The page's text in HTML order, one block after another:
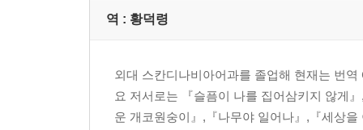
역 : 황덕령
외대 스칸디나비아어과를 졸업해 현재는 번
요 저서로는 『슬픔이 나를 집어삼키지 않게
운 개코원숭이』,『나무야 일어나』,『세상